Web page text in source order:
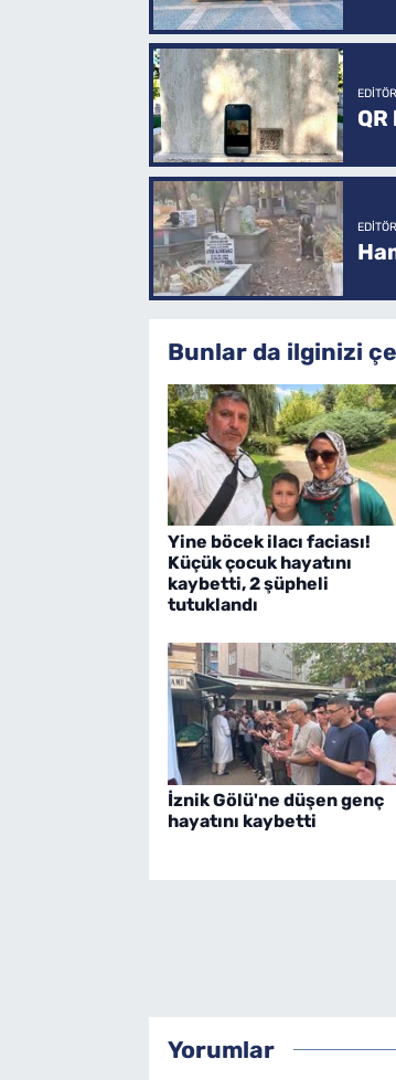
Bunlar da ilginizi
Yine böcek ilacı faciası!
Küçük çocuk hayatını
kaybetti, 2 şüpheli
tutuklandı
İznik Gölü'ne düşen genç
hayatını kaybetti
Yorumlar